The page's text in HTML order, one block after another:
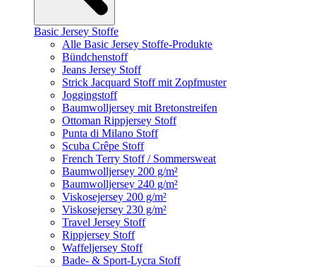
Basic Jersey Stoffe
Alle Basic Jersey Stoffe-Produkte
Bündchenstoff
Jeans Jersey Stoff
Strick Jacquard Stoff mit Zopfmuster
Joggingstoff
Baumwolljersey mit Bretonstreifen
Ottoman Rippjersey Stoff
Punta di Milano Stoff
Scuba Crêpe Stoff
French Terry Stoff / Sommersweat
Baumwolljersey 200 g/m²
Baumwolljersey 240 g/m²
Viskosejersey 200 g/m²
Viskosejersey 230 g/m²
Travel Jersey Stoff
Rippjersey Stoff
Waffeljersey Stoff
Bade- & Sport-Lycra Stoff